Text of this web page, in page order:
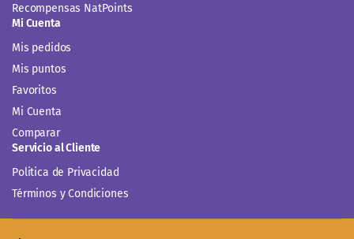
Recompensas NatPoints
Mi Cuenta
Mis pedidos
Mis puntos
Favoritos
Mi Cuenta
Comparar
Servicio al Cliente
Politica de Privacidad
Términos y Condiciones